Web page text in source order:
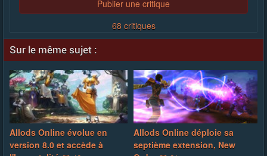
Publier une critique
68 critiques
Sur le même sujet :
Allods Online évolue en
version 8.0 et accède à
Allods Online déploie sa
septième extension, New